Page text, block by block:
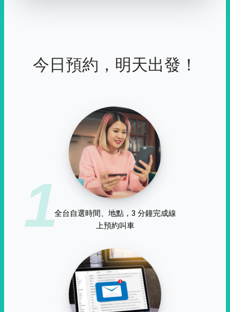
今日預約，明天出發！
1全台自選時間、地點，3 分鐘完成線
上預約叫車